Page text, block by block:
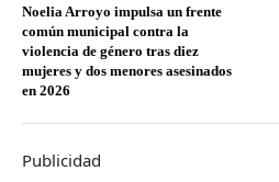
Noelia Arroyo impulsa un frente
común municipal contra la
violencia de género tras diez
mujeres y dos menores asesinados
en 2026
Publicidad